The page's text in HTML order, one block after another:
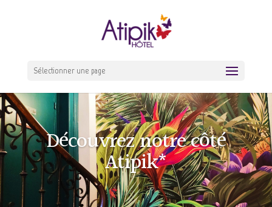
Sélectionner une page
Découvrez notre côté
Atipik*